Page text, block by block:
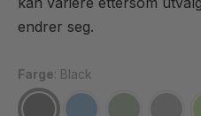
endrer seg.
Farge: Black